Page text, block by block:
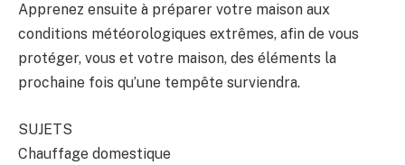
Apprenez ensuite à préparer votre maison aux
conditions météorologiques extrêmes, afin de vous
protéger, vous et votre maison, des éléments la
prochaine fois qu’une tempête surviendra.
SUJETS
Chauffage domestique